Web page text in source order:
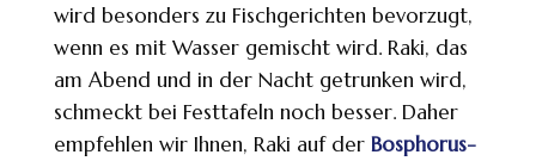
wird besonders zu Fischgerichten bevorzugt,
wenn es mit Wasser gemischt wird. Raki, das
am Abend und in der Nacht getrunken wird,
schmeckt bei Festtafeln noch besser. Daher
empfehlen wir Ihnen, Raki auf der Bosphorus-